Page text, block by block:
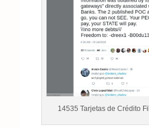
14535 Tarjetas de Crédito